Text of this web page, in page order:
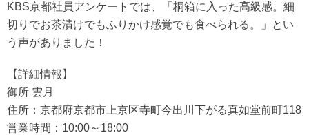
KBS京都社員アンケートでは、「桐箱に入った高級感。細
切りでお茶漬けでもふりかけ感覚でも食べられる。」とい
う声がありました！
【詳細情報】
御所 雲月
住所：京都府京都市上京区寺町今出川下がる真如堂前町118
営業時間：10:00～18:00